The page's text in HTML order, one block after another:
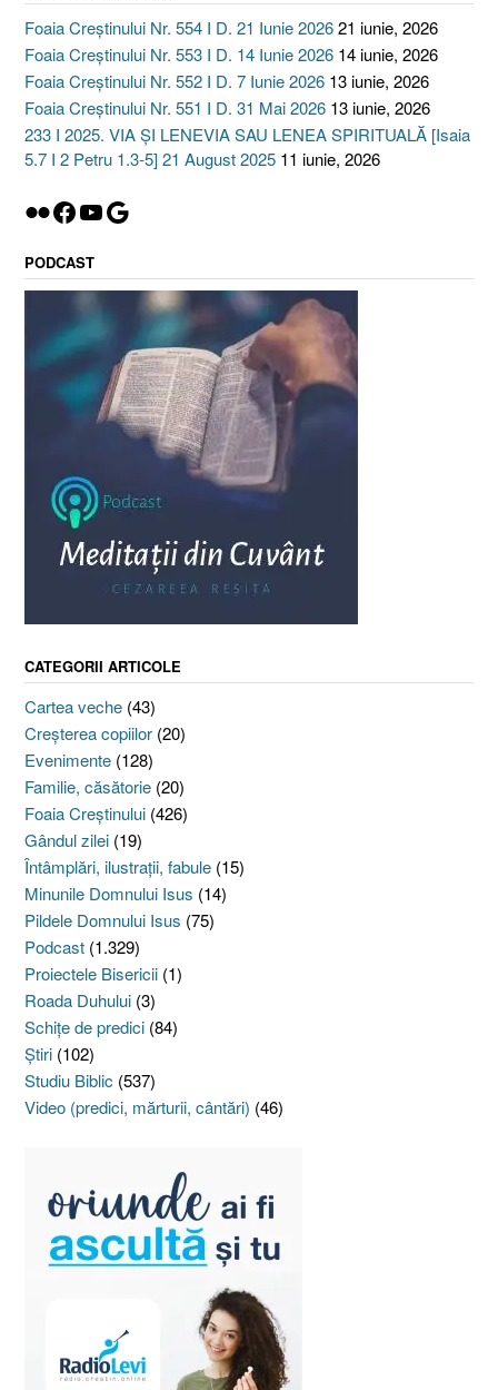
Foaia Creștinului Nr. 554 I D. 21 Iunie 202621 iunie, 2026
Foaia Creștinului Nr. 553 I D. 14 Iunie 2026 14 iunie, 2026
Foaia Creștinului Nr. 552 I D. 7 Iunie 2026 13 iunie, 2026
Foaia Creștinului Nr. 551 I D. 31 Mai 2026 13 iunie, 2026
233 I 2025. VIA ȘI LENEVIA SAU LENEA SPIRITUALĂ [Isaia
5.7 I 2 Petru 1.3-5] 21 August 2025 11 iunie, 2026
Flickr
Facebook
YouTube
Google
PODCAST
CATEGORII ARTICOLE
Cartea veche (43)
Creşterea copiilor (20)
Evenimente (128)
Familie, căsătorie (20)
Foaia Creştinului (426)
Gândul zilei (19)
Întâmplări, ilustraţii, fabule (15)
Minunile Domnului Isus (14)
Pildele Domnului Isus (75)
Podcast (1.329)
Proiectele Bisericii (1)
Roada Duhului (3)
Schiţe de predici (84)
Ştiri (102)
Studiu Biblic (537)
Video (predici, mărturii, cântări) (46)